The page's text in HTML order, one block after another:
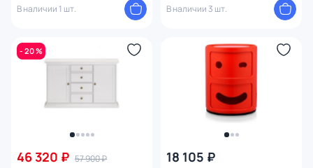
В наличии 1 шт.
В наличии 3 шт.
- 20 %
46 320 ₽ 57 900 ₽
18 105 ₽